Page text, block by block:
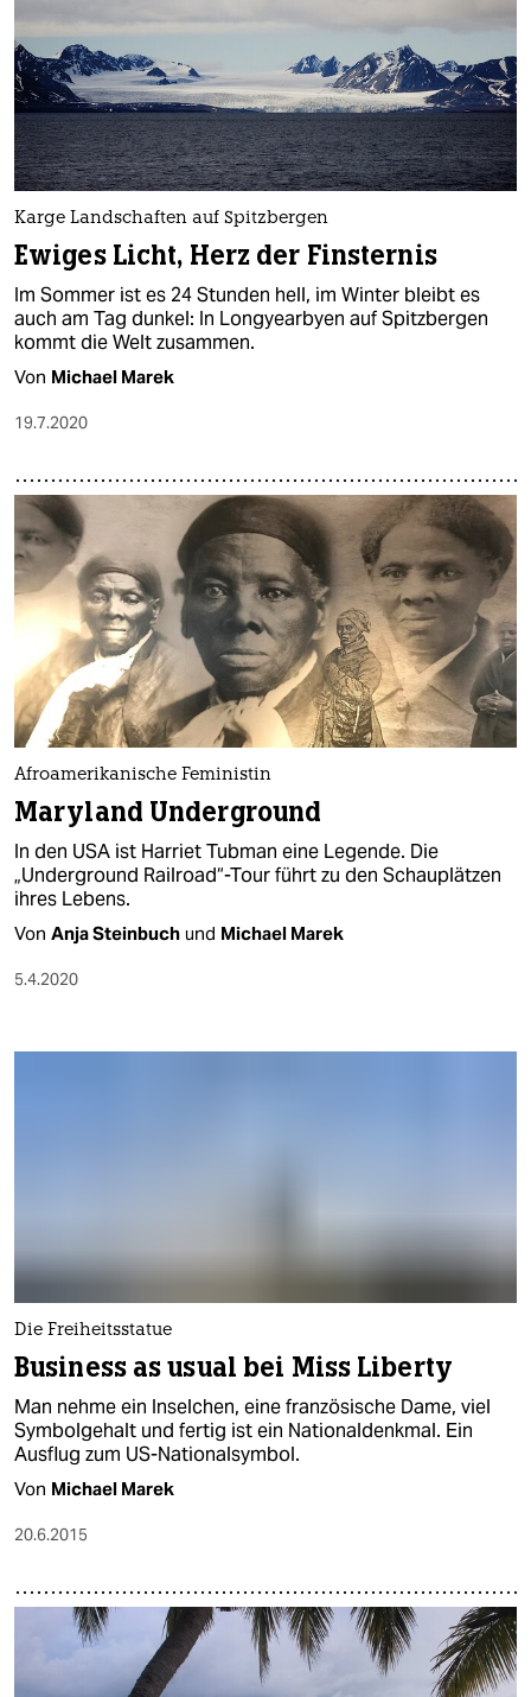
Karge Landschaften auf Spitzbergen
Ewiges Licht, Herz der Finsternis
Im Sommer ist es 24 Stunden hell, im Winter bleibt es
auch am Tag dunkel: In Longyearbyen auf Spitzbergen
kommt die Welt zusammen.
Von Michael Marek
19.7.2020
Afroamerikanische Feministin
Maryland Underground
In den USA ist Harriet Tubman eine Legende. Die
„Underground Railroad“-Tour führt zu den Schauplätzen
ihres Lebens.
Von Anja Steinbuch und Michael Marek
5.4.2020
Die Freiheitsstatue
Business as usual bei Miss Liberty
Man nehme ein Inselchen, eine französische Dame, viel
Symbolgehalt und fertig ist ein Nationaldenkmal. Ein
Ausflug zum US-Nationalsymbol.
Von Michael Marek
20.6.2015